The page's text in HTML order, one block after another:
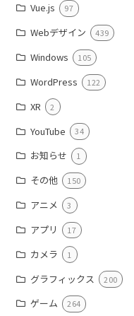
Vue.js 97
Webデザイン 439
Windows 105
WordPress 122
XR 2
YouTube 34
お知らせ 1
その他 150
アニメ 3
アプリ 17
カメラ 1
グラフィックス 200
ゲーム 264